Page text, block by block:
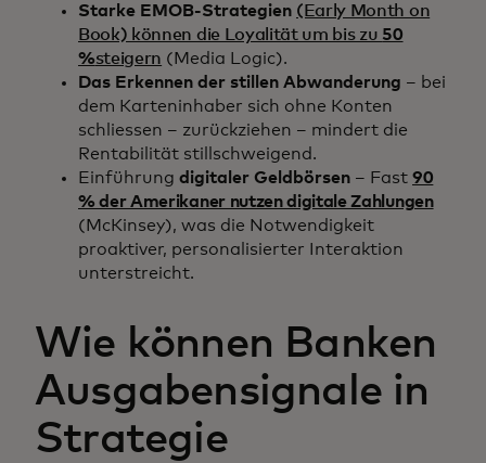
Starke EMOB-Strategien (Early Month on
Book) können die Loyalität um bis zu 50
%steigern (Media Logic).
Das Erkennen der stillen Abwanderung – bei
dem Karteninhaber sich ohne Konten
schliessen – zurückziehen – mindert die
Rentabilität stillschweigend.
Einführung digitaler Geldbörsen – Fast 90
% der Amerikaner nutzen digitale Zahlungen
(McKinsey), was die Notwendigkeit
proaktiver, personalisierter Interaktion
unterstreicht.
Wie können Banken
Ausgabensignale in
Strategie